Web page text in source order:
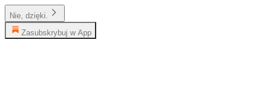
Nie, dzięki.
Zasubskrybuj w App